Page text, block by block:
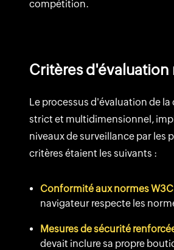
compétition.
Critères d'évaluation
Le processus d'évaluation de
strict et multidimensionnel,
niveaux de surveillance par les
critères étaient les suivants :
Conformité aux normes
navigateur respecte les
Mesures de sécurité
devait inclure sa propre